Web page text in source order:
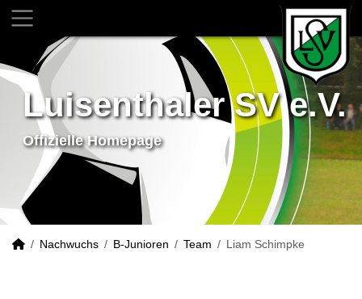
Luisenthaler SV e.V.
Offizielle Homepage
Nachwuchs B-Junioren Team Liam Schimpke